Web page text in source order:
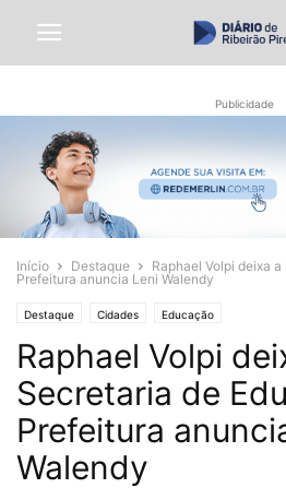
Publicidade
Início Destaque
Raphael Volpi deixa
Prefeitura anuncia Leni Walendy
Destaque Cidades Educação
Raphael Volpi
Secretaria de
Prefeitura
Walendy